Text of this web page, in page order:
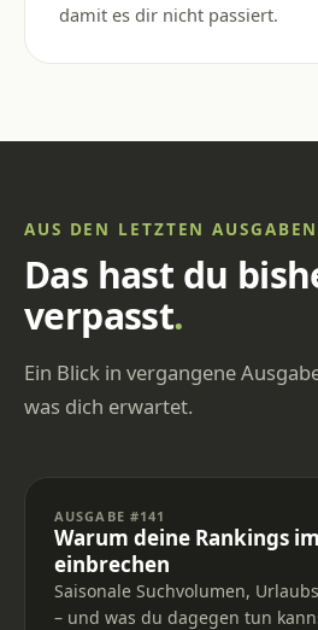
damit es dir nicht passiert.
AUS DEN LETZTEN AUSGABEN
Das hast du
verpasst.
Ein Blick in vergangene
was dich erwartet.
AUSGABE #141
Warum deine Rankings
einbrechen
Saisonale Suchvolumen,
– und was du dagegen tun